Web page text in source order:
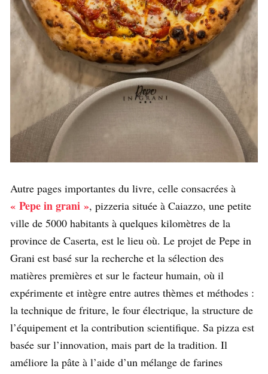
Autre pages importantes du livre, celle consacrées à
« Pepe in grani », pizzeria située à Caiazzo, une petite
ville de 5000 habitants à quelques kilomètres de la
province de Caserta, est le lieu où. Le projet de Pepe in
Grani est basé sur la recherche et la sélection des
matières premières et sur le facteur humain, où il
expérimente et intègre entre autres thèmes et méthodes :
la technique de friture, le four électrique, la structure de
l’équipement et la contribution scientifique. Sa pizza est
basée sur l’innovation, mais part de la tradition. Il
améliore la pâte à l’aide d’un mélange de farines